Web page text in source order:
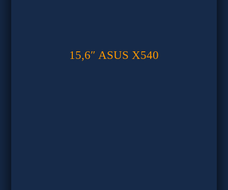
15,6″ ASUS X540